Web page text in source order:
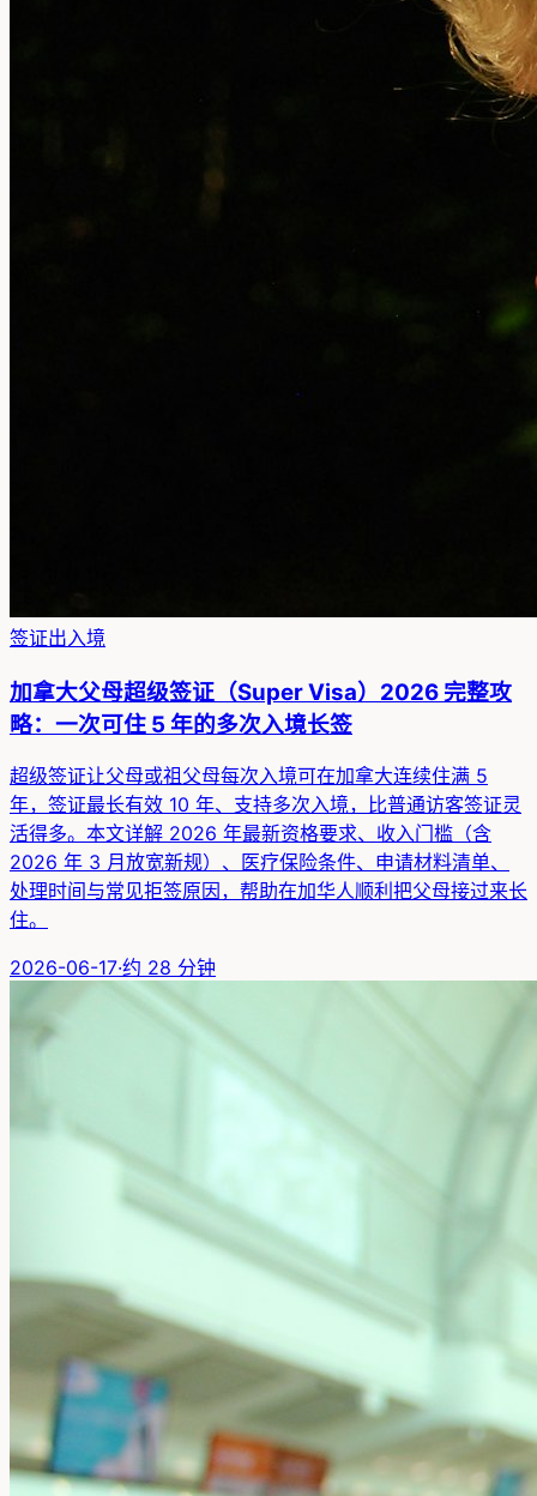
签证出入境
加拿大父母超级签证（Super Visa）2026 完整攻
略：一次可住 5 年的多次入境长签
超级签证让父母或祖父母每次入境可在加拿大连续住满 5
年，签证最长有效 10 年、支持多次入境，比普通访客签证灵
活得多。本文详解 2026 年最新资格要求、收入门槛（含
2026 年 3 月放宽新规）、医疗保险条件、申请材料清单、
处理时间与常见拒签原因，帮助在加华人顺利把父母接过来长
住。
2026-06-17·约 28 分钟